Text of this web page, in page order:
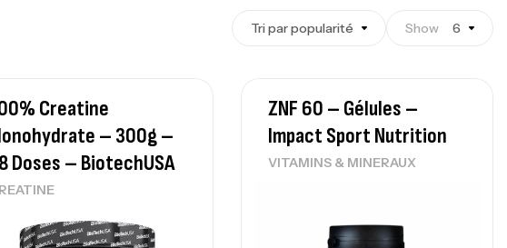
Tri par popularité Show 6
Creatine
– 300g –
Doses – BiotechUSA
ZNF 60 – Gélules –
Impact Sport Nutrition
VITAMINS & MINERAUX